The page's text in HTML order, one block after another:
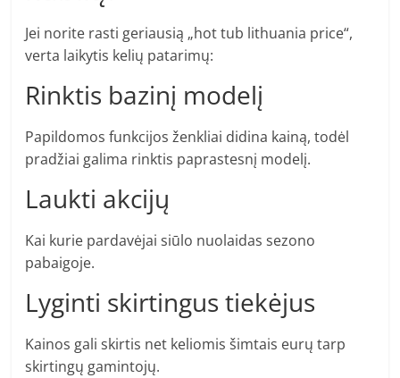
Jei norite rasti geriausią „hot tub lithuania price“,
verta laikytis kelių patarimų:
Rinktis bazinį modelį
Papildomos funkcijos ženkliai didina kainą, todėl
pradžiai galima rinktis paprastesnį modelį.
Laukti akcijų
Kai kurie pardavėjai siūlo nuolaidas sezono
pabaigoje.
Lyginti skirtingus tiekėjus
Kainos gali skirtis net keliomis šimtais eurų tarp
skirtingų gamintojų.